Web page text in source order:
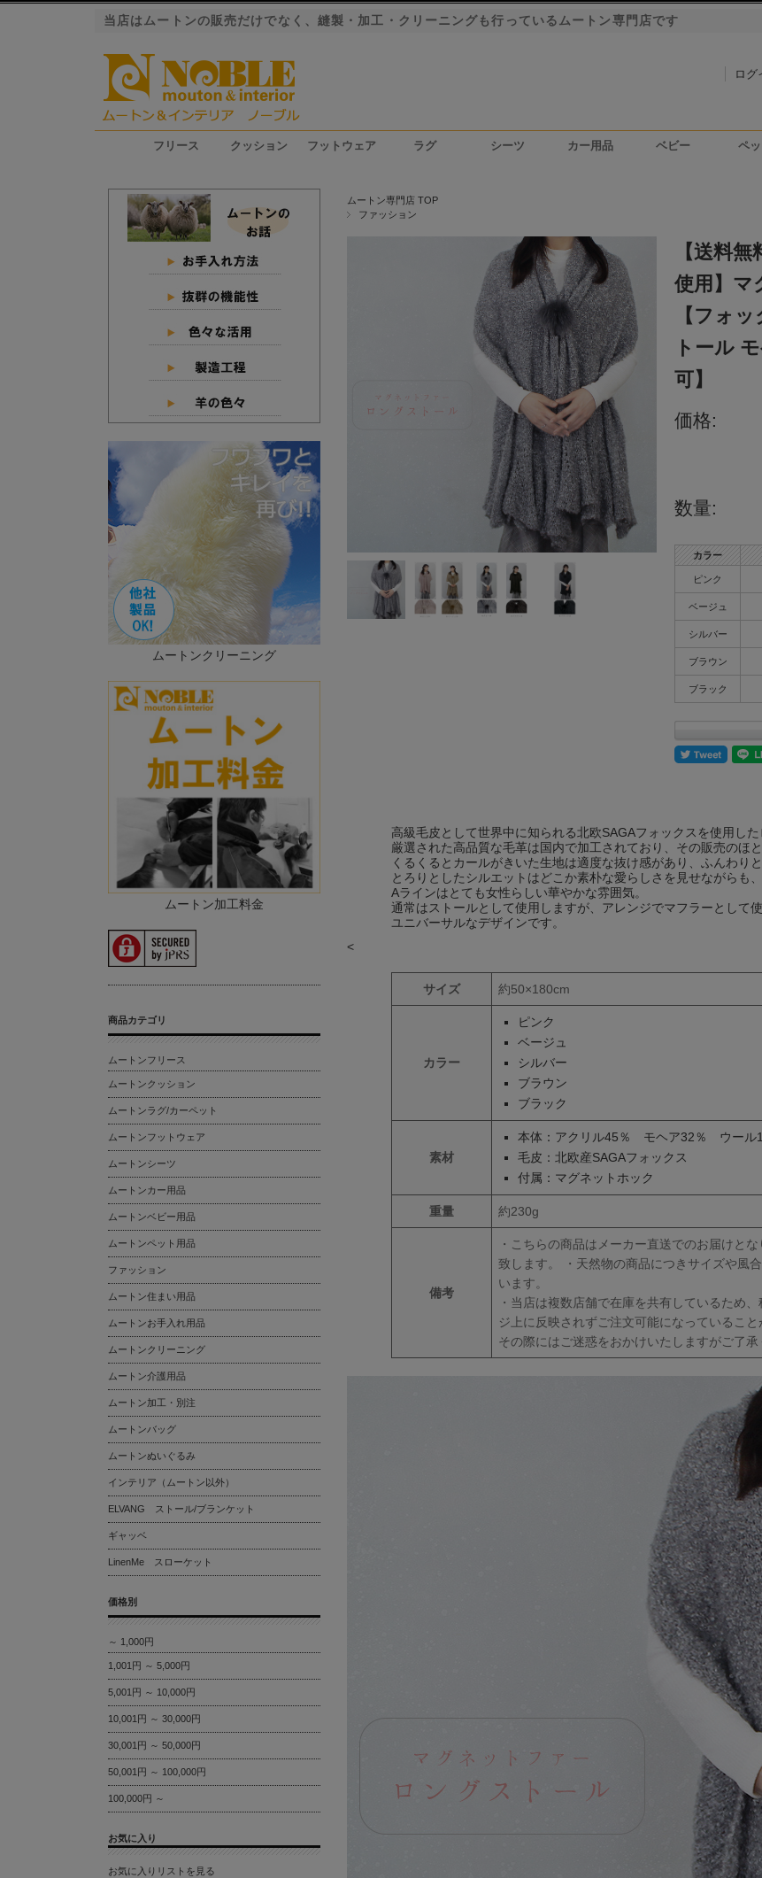
当店はムートンの販売だけでなく、縫製・加工・クリーニングも行っているムートン専門店です
ログ
フリース クッション フットウェア ラグ シーツ カー用品 ベビー ペ
ムートン専門店 TOP
ファッション
【送料
使用】マ
【フォ
トール
可】
価格:
数量:
カラー
ピンク
ベージュ
シルバー
ブラウン
ブラック
高級毛皮として世界中に知られる北欧SAGAフォックスを使用した
厳選された高品質な毛革は国内で加工されており、その販売のほ
くるくるとカールがきいた生地は適度な抜け感があり、ふんわりと
とろりとしたシルエットはどこか素朴な愛らしさを見せながらも
Aラインはとても女性らしい華やかな雰囲気。
通常はストールとして使用しますが、アレンジでマフラーとして
ユニバーサルなデザインです。
<
サイズ 約50×180cm
カラー
ピンク
ベージュ
シルバー
ブラウン
ブラック
素材
本体：アクリル45％ モヘア32％ ウール
毛皮：北欧産SAGAフォックス
付属：マグネットホック
重量 約230g
備考
・こちらの商品はメーカー直送でのお届けと
致します。 ・天然物の商品につきサイズや風
います。
・当店は複数店舗で在庫を共有しているため
ジ上に反映されずご注文可能になっていること
その際にはご迷惑をおかけいたしますがご了承
ムートンクリーニング
ムートン加工料金
商品カテゴリ
ムートンフリース
ムートンクッション
ムートンラグ/カーペット
ムートンフットウェア
ムートンシーツ
ムートンカー用品
ムートンベビー用品
ムートンペット用品
ファッション
ムートン住まい用品
ムートンお手入れ用品
ムートンクリーニング
ムートン介護用品
ムートン加工・別注
ムートンバッグ
ムートンぬいぐるみ
インテリア（ムートン以外）
ELVANG ストール/ブランケット
ギャッベ
LinenMe スローケット
価格別
～ 1,000円
1,001円 ～ 5,000円
5,001円 ～ 10,000円
10,001円 ～ 30,000円
30,001円 ～ 50,000円
50,001円 ～ 100,000円
100,000円 ～
お気に入り
お気に入りリストを見る